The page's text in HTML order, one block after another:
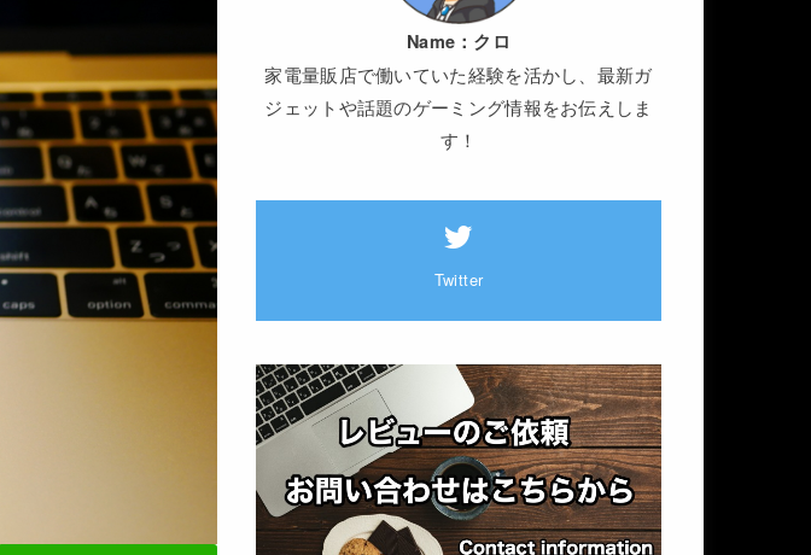
Name： クロ
家電量販店で働いていた経験を活かし、最新ガ
ジェットや話題のゲーミング情報をお伝えしま
す！
Twitter